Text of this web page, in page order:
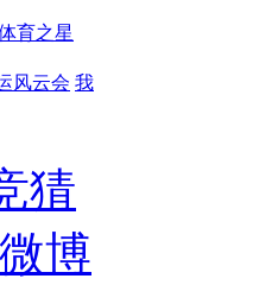
育之星
风云会 我
猜
微博